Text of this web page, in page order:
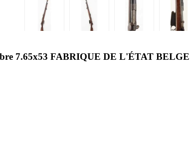
7.65x53 FABRIQUE DE L'ÉTAT